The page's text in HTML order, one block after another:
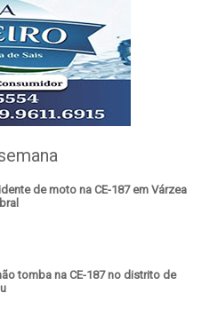
de moto na CE-187 em Várzea
tomba na CE-187 no distrito de